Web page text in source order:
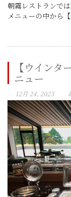
朝霧レストランで
メニューの中から
【ウイン
ニュー
12月 24, 2023